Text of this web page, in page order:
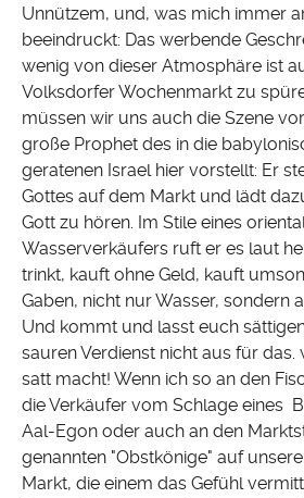
Unnützem, und, was mich immer
beeindruckt: Das werbende
wenig von dieser Atmosphäre ist
Volksdorfer Wochenmarkt zu
müssen wir uns auch die Szene
große Prophet des in die
geratenen Israel hier vorstellt: Er
Gottes auf dem Markt und lädt
Gott zu hören. Im Stile eines
Wasserverkäufers ruft er es laut
trinkt, kauft ohne Geld, kauft
Gaben, nicht nur Wasser, sondern
Und kommt und lasst euch
sauren Verdienst nicht aus für das.
satt macht! Wenn ich so an den
die Verkäufer vom Schlage eines
Aal-Egon oder auch an den
genannten "Obstkönige" auf
Markt, die einem das Gefühl